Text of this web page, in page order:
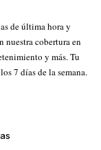
de última hora y
cobertura en
y más. Tu
7 días de la semana.